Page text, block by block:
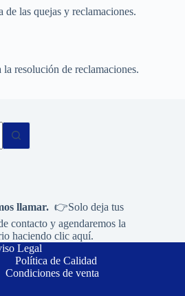
las quejas y reclamaciones.
resolución de reclamaciones.
llamar. 👉Solo deja tus
contacto y agendaremos la
haciendo clic aquí.
Legal
Política de Calidad
Condiciones de venta